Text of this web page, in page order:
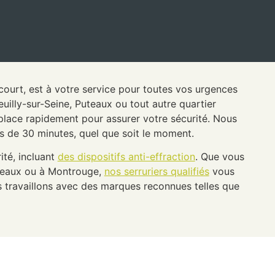
est à votre service pour toutes vos urgences
sur-Seine, Puteaux ou tout autre quartier
rapidement pour assurer votre sécurité. Nous
de 30 minutes, quel que soit le moment.
incluant des dispositifs anti-effraction. Que vous
ou à Montrouge, nos serruriers qualifiésvous
avec des marques reconnues telles que